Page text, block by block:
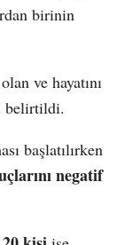
birinin
ve hayatını
belirtildi.
başlatılırken
negatif